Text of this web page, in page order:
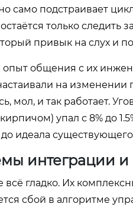
само подстраивает
только
привык на слух и
общения с их
на
мол, и так работает.
упал с 8% до
идеала
интеграции
всё гладко. Их
сбой в алгоритме